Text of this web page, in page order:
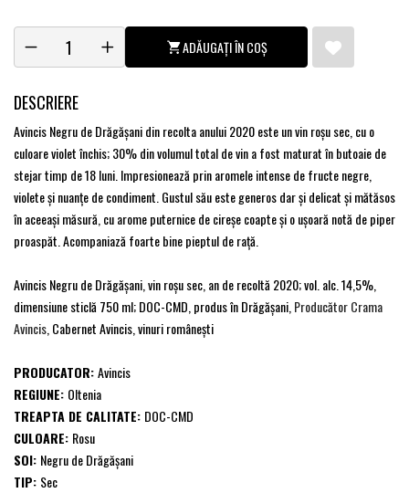
ADĂUGAȚI ÎN COȘ
DESCRIERE
Avincis Negru de Drăgăşani din recolta anului 2020 este un vin roşu sec, cu o
culoare violet închis; 30% din volumul total de vin a fost maturat în butoaie de
stejar timp de 18 luni. Impresionează prin aromele intense de fructe negre,
violete şi nuanţe de condiment. Gustul său este generos dar şi delicat şi mătăsos
în aceeaşi măsură, cu arome puternice de cireşe coapte şi o uşoară notă de piper
proaspăt. Acompaniază foarte bine pieptul de raţă.
Avincis Negru de Drăgăşani, vin roşu sec, an de recoltă 2020; vol. alc. 14,5%,
dimensiune sticlă 750 ml; DOC-CMD, produs în Drăgăşani, Producător Crama
Avincis , Cabernet Avincis, vinuri româneşti
PRODUCATOR:Avincis
REGIUNE: Oltenia
TREAPTA DE CALITATE: DOC-CMD
CULOARE: Rosu
SOI: Negru de Drăgășani
TIP: Sec